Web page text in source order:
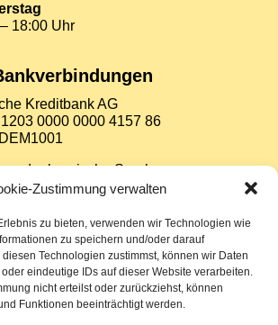
Zustimmung verwalten
zu bieten, verwenden wir Technologien wie
zu speichern und/oder darauf
Technologien zustimmst, können wir Daten
eindeutige IDs auf dieser Website verarbeiten.
nicht erteilst oder zurückziehst, können
Funktionen beeinträchtigt werden.
18:00 Uhr
Kreditbank AG
0000 0000 4157 86
Sparkasse
Impressum
Datenschutz